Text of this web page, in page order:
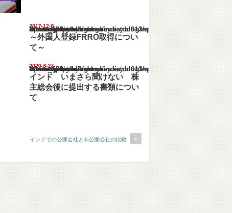
2017-12-8
Warning
: Undefined array key "show_category" in
/home/netst/kuno-cpa.co.jp/public_html/india_blog/wp-content/themes/gorgeous_tcd013/single.php
on line183
～外国人登録FRRO取得につい
て～
2020-8-27
Warning
: Undefined array key "show_category" in
/home/netst/kuno-cpa.co.jp/public_html/india_blog/wp-content/themes/gorgeous_tcd013/single.php
on line183
インド いまさら聞けない 株
主総会後に提出する書類につい
て
インドでの公開会社と非公開会社の比較